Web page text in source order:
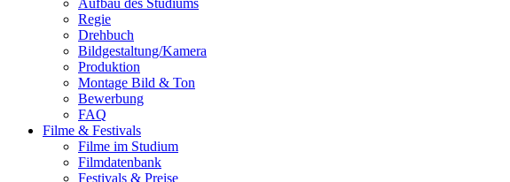
Auf­bau des Stu­di­ums
Regie
Dreh­buch
Bildgestaltung/​​Kamera
Pro­duk­ti­on
Mon­ta­ge Bild & Ton
Bewer­bung
FAQ
Fil­me & Fes­ti­vals
Fil­me im Stu­di­um
Film­da­ten­bank
Fes­ti­vals & Prei­se